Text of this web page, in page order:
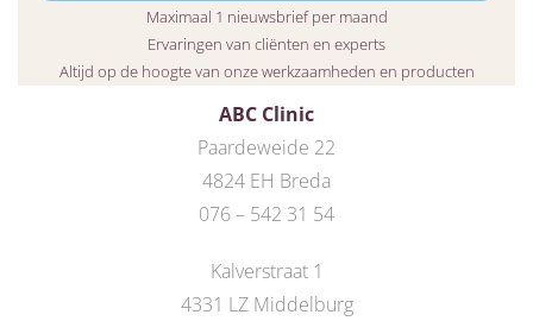
ABC Clinic
Paardeweide 22
4824 EH Breda
076 – 542 31 54
Kalverstraat 1
4331 LZ Middelburg
Maximaal 1 nieuwsbrief per maand
Ervaringen van cliënten en experts
Altijd op de hoogte van onze werkzaamheden en producten